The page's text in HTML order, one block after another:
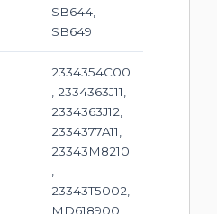
SB644,
SB649
2334354C00
, 2334363J11,
2334363J12,
2334377A11,
23343M8210
23343T5002,
MD618900